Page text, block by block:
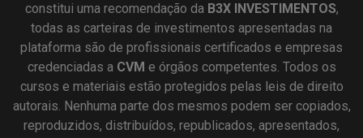
constitui uma recomendação da B3X INVESTIMENTOS,
todas as carteiras de investimentos apresentadas na
plataforma são de profissionais certificados e empresas
credenciadas a CVM e órgãos competentes. Todos os
cursos e materiais estão protegidos pelas leis de direito
autorais. Nenhuma parte dos mesmos podem ser copiados,
reproduzidos, distribuídos, republicados, apresentados,